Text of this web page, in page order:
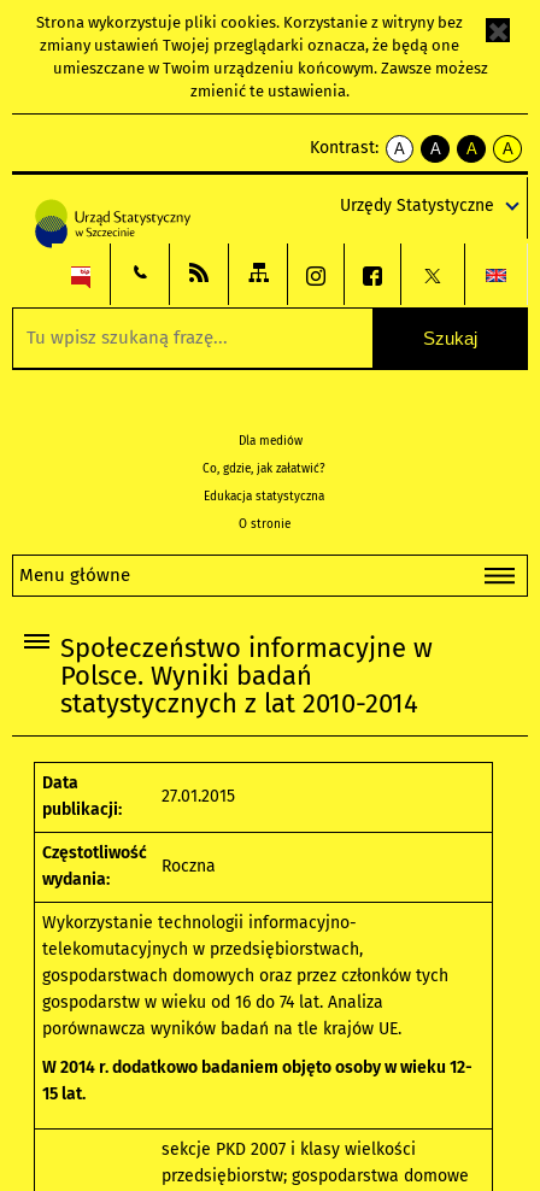
Strona wykorzystuje pliki cookies. Korzystanie z witryny bez
zmiany ustawień Twojej przeglądarki oznacza, że będą one
umieszczane w Twoim urządzeniu końcowym. Zawsze możesz
zmienić te ustawienia.
Kontrast:
A
kontrast
A
kontrast
tekst
czarnym
A
kontrast
tekst
czarnym
A
tekst
żółtym
Urzędy Statystyczne
Dla mediów
Co, gdzie, jak załatwić?
Edukacja statystyczna
O stronie
Menu główne
Społeczeństwo informacyjne w
Polsce. Wyniki badań
statystycznych z lat 2010-2014
Data
publikacji:
27.01.2015
Częstotliwość
wydania:
Roczna
Wykorzystanie technologii informacyjno-
telekomutacyjnych w przedsiębiorstwach,
gospodarstwach domowych oraz przez członków tych
gospodarstw w wieku od 16 do 74 lat. Analiza
porównawcza wyników badań na tle krajów UE.
W 2014 r. dodatkowo badaniem objęto osoby w wieku 12-
15 lat.
sekcje PKD 2007 i klasy wielkości
przedsiębiorstw; gospodarstwa domowe